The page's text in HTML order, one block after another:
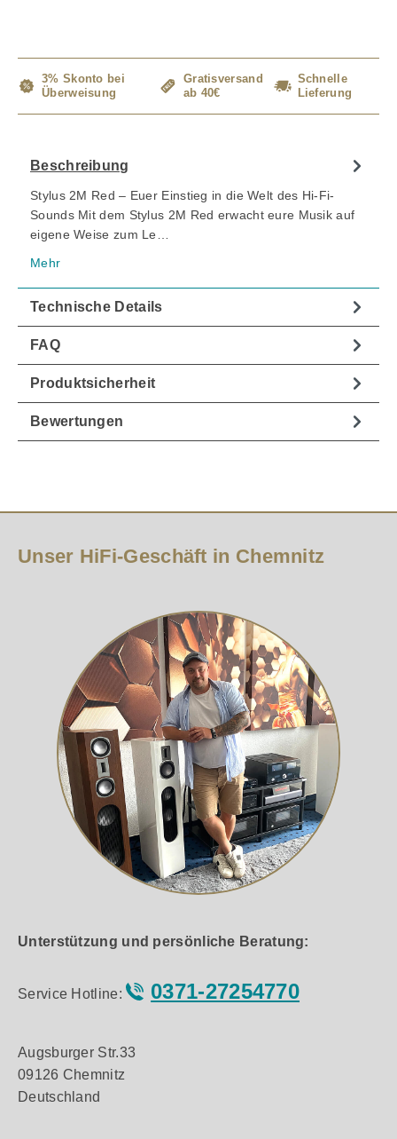
3% Skonto bei
Überweisung
Gratisversand
ab 40€
Schnelle
Lieferung
Beschreibung
Stylus 2M Red – Euer Einstieg in die Welt des Hi-Fi-
Sounds Mit dem Stylus 2M Red erwacht eure Musik auf
eigene Weise zum Le…
Mehr
Technische Details
FAQ
Produktsicherheit
Bewertungen
Unser HiFi-Geschäft in Chemnitz
Unterstützung und persönliche Beratung:
Service Hotline: 0371-27254770
Augsburger Str.33
09126 Chemnitz
Deutschland